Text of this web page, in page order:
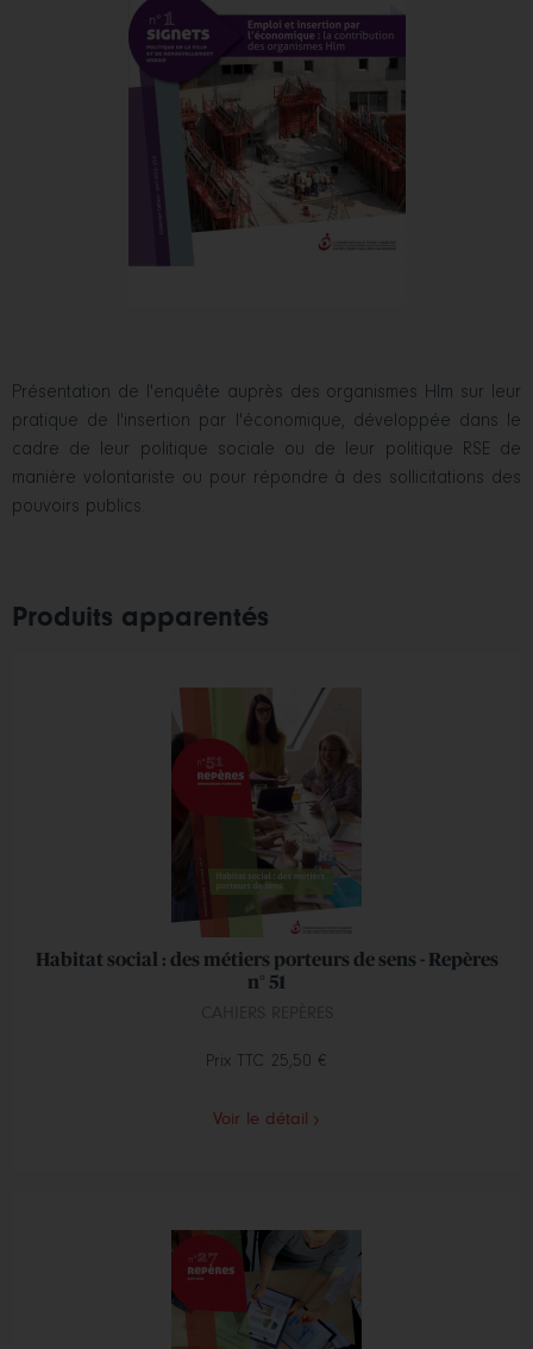
Présentation de l'enquête auprès des organismes Hlm sur leur
pratique de l'insertion par l'économique, développée dans le
cadre de leur politique sociale ou de leur politique RSE de
manière volontariste ou pour répondre à des sollicitations des
pouvoirs publics.
Produits apparentés
Habitat social : des métiers porteurs de sens - Repères
n° 51
Prix TTC 25,50 €
Voir le détail